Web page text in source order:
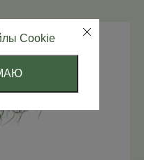
Cookie